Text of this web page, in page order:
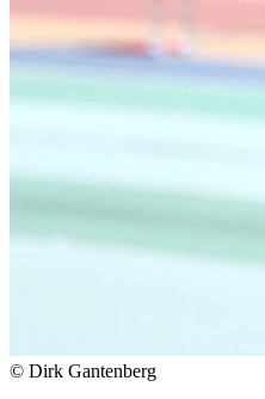
© Dirk Gantenberg